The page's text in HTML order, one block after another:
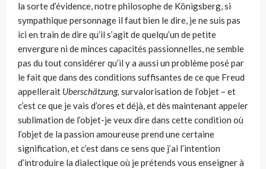
la sorte d’évidence, notre philosophe de Königsberg, si
sympathique personnage il faut bien le dire, je ne suis pas
ici en train de dire qu’il s’agit de quelqu’un de petite
envergure ni de minces capacités passionnelles, ne semble
pas du tout considérer qu’il y a aussi un problème posé par
le fait que dans des conditions suffisantes de ce que Freud
appellerait Uberschätzung, sur­valorisation de l’objet – et
c’est ce que je vais d’ores et déjà, et dès main­tenant appeler
sublimation de l’objet-je veux dire dans cette condition où
l’objet de la passion amoureuse prend une certaine
signification, et c’est dans ce sens que j’ai l’intention
d’introduire la dialectique où je pré­tends vous enseigner à